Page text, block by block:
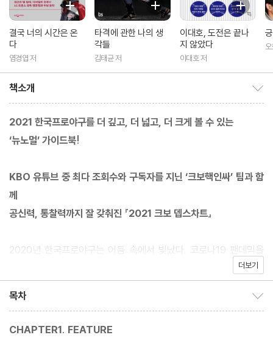
결국 너의 시간은 온
다
염경엽 저
타격에 관한 나의 생
각들
김태균 저
이대호, 도전은 끝나
지 않았다
이대호 저
오
책소개
2021 한국프로야구를 더 깊고, 더 넓고, 더 크게 볼 수 있는
‘뉴노멀’ 가이드북!
KBO 유튜브 중 최다 조회수와 구독자를 지닌 ‘크보핵인싸’ 팀과 함
께
공신력, 통찰력까지 잘 갖춰진 『2021 크보 뎁스차트』
2020년 한국프로야구는 어둠 속에서 빛났다. 코로나19 팬데믹을
뚫은 리그 개막 1호 타이틀과 깊은 가을 하늘을 향해 솟구친 ‘집행
어지는 가운데 2021년 KBO는 두 번째 ‘뉴노멀’의 시즌을 맞이한
더보기
목차
CHAPTER1. FEATURE